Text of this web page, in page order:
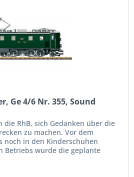
Ge 4/6 Nr. 355, Sound
die RhB, sich Gedanken über die
zu machen. Vor dem
noch in den Kinderschuhen
Betriebs wurde die geplante